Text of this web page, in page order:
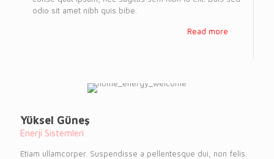
odio sit amet nibh quis bibe.
Read more
Yüksel Güneş
Enerji Sistemleri
Etiam ullamcorper. Suspendisse a pellentesque dui, non felis.